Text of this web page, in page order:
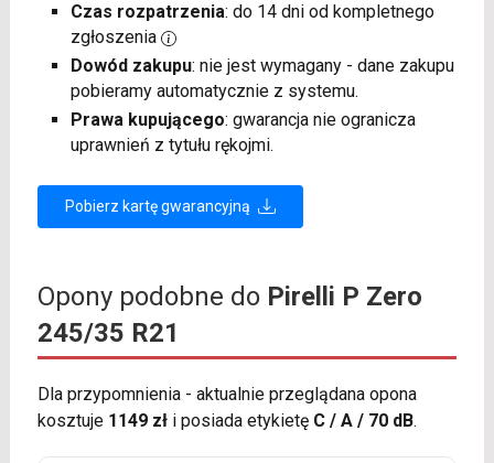
Czas rozpatrzenia: do 14 dni od kompletnego
zgłoszenia
Dowód zakupu: nie jest wymagany - dane zakupu
pobieramy automatycznie z systemu.
Prawa kupującego: gwarancja nie ogranicza
uprawnień z tytułu rękojmi.
Pobierz kartę gwarancyjną
Opony podobne do Pirelli P Zero
245/35 R21
Dla przypomnienia - aktualnie przeglądana opona
kosztuje 1149 złi posiada etykietę C / A / 70 dB.